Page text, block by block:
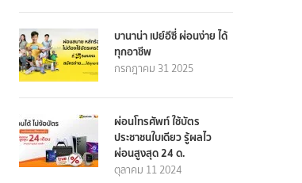
บานาน่า เปย์อีซี่ ผ่อนง่าย ได้
ทุกอาชีพ
กรกฎาคม 31 2025
ผ่อนโทรศัพท์ ใช้บัตร
ประชาชนใบเดียว รู้ผลไว
ผ่อนสูงสุด 24 ด.
ตุลาคม 11 2024